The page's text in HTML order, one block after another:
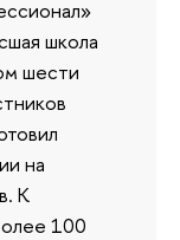
школа
шести
на
К
100